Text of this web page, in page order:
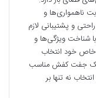
ناهمواری‌ها و
و پشتیبانی لازم
شناخت ویژگی‌ها و
خاص خود انتخاب
یک جفت کفش مناسب
نه تنها بر